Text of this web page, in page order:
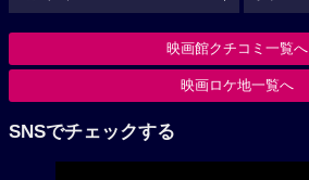
映画館クチコミ一覧へ
映画ロケ地一覧へ
SNSでチェックする